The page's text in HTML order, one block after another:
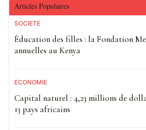
Articles Populaires
SOCIETE
Éducation des filles : la Fondation
annuelles au Kenya
ECONOMIE
Capital naturel : 4,23 millions de
13 pays africains